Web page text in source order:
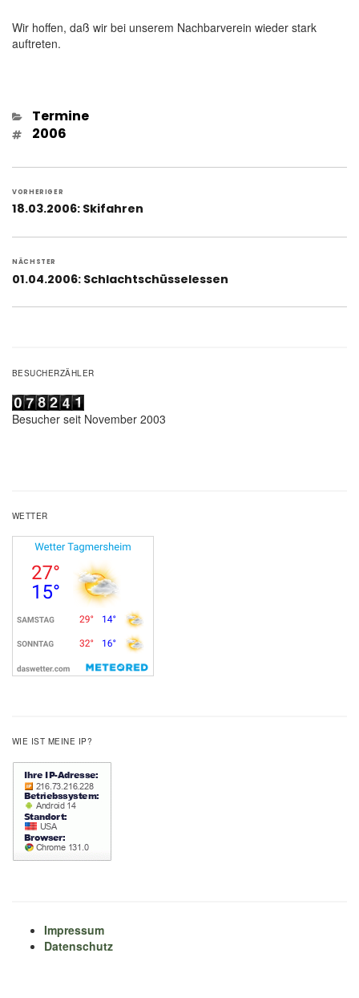
Wir hoffen, daß wir bei unserem Nachbarverein wieder stark
auftreten.
Kategorien
Termine
Schlagwörter
2006
Beitragsnavigation
VORHERIGER
Vorheriger
18.03.2006: Skifahren
NÄCHSTER
Nächster
01.04.2006: Schlachtschüsselessen
BESUCHERZÄHLER
Besucher seit November 2003
WETTER
WIE IST MEINE IP?
Impressum
Datenschutz